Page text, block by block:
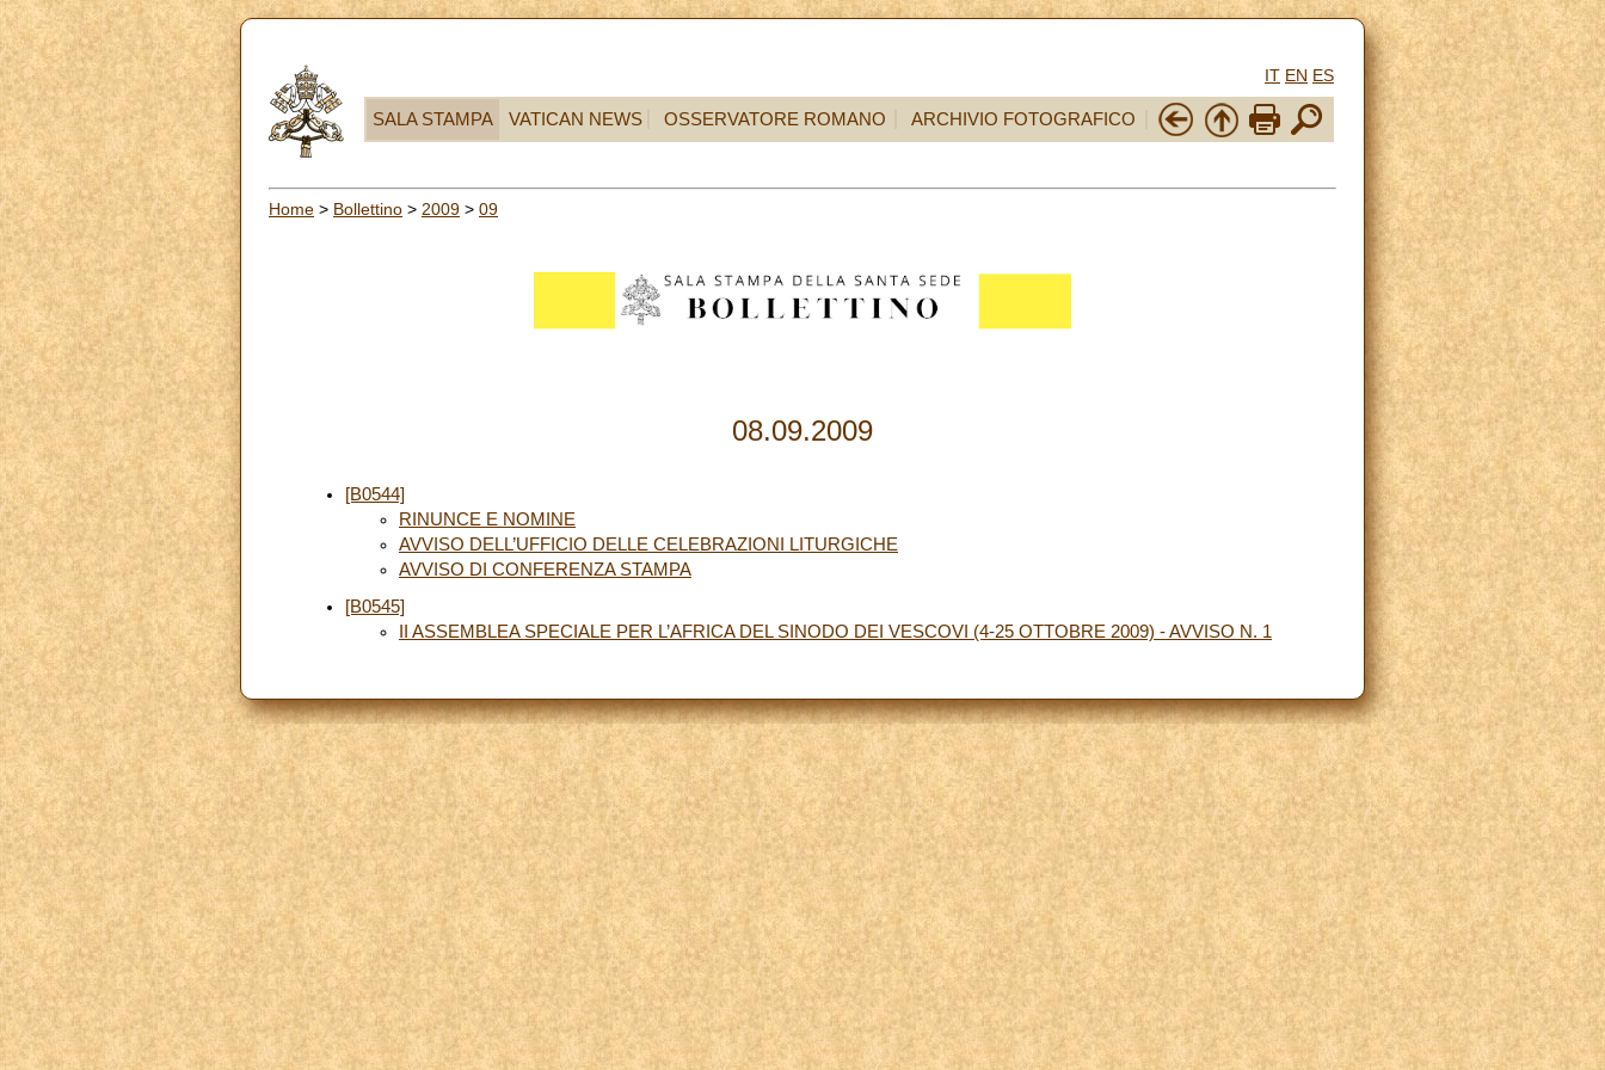
IT EN ES
SALA STAMPA VATICAN NEWS OSSERVATORE ROMANO ARCHIVIO FOTOGRAFICO
Home > Bollettino > 2009 > 09
08.09.2009
[B0544]
RINUNCE E NOMINE
AVVISO DELL’UFFICIO DELLE CELEBRAZIONI LITURGICHE
AVVISO DI CONFERENZA STAMPA
[B0545]
II ASSEMBLEA SPECIALE PER L’AFRICA DEL SINODO DEI VESCOVI (4-25 OTTOBRE 2009) - AVVISO N. 1